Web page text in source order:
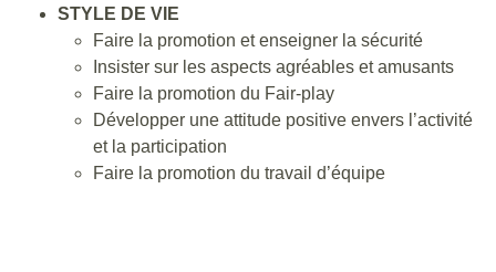
STYLE DE VIE
Faire la promotion et enseigner la sécurité
Insister sur les aspects agréables et amusants
Faire la promotion du Fair-play
Développer une attitude positive envers l’activité
et la participation
Faire la promotion du travail d’équipe